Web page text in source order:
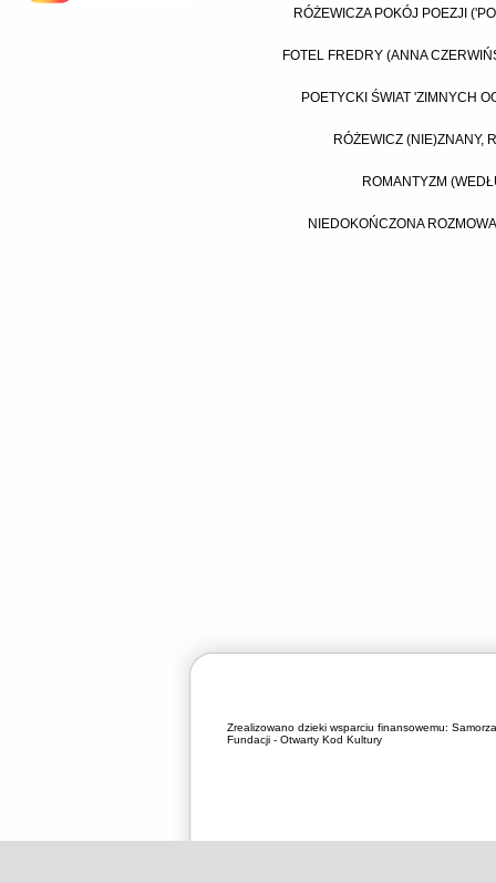
RÓŻEWICZA POKÓJ POEZJI
FOTEL FREDRY (ANNA
POETYCKI ŚWIAT 'ZIMNYCH
RÓŻEWICZ (NIE)ZNANY,
ROMANTYZM
NIEDOKOŃCZONA
Zrealizowano dzieki wsparciu finansowemu:
Fundacji - Otwarty Kod Kultury